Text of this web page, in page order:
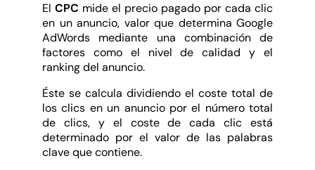
El CPC mide el precio pagado por cada clic
en un anuncio, valor que determina Google
AdWords mediante una combinación de
factores como el nivel de calidad y el
ranking del anuncio.
Éste se calcula dividiendo el coste total de
los clics en un anuncio por el número total
de clics, y el coste de cada clic está
determinado por el valor de las palabras
clave que contiene.